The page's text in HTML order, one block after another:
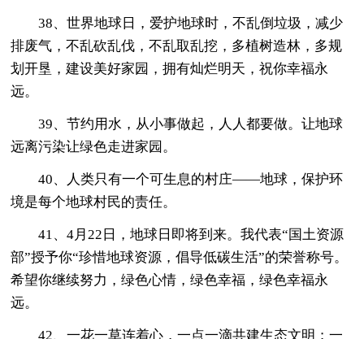
38、世界地球日，爱护地球时，不乱倒垃圾，减少
排废气，不乱砍乱伐，不乱取乱挖，多植树造林，多规
划开垦，建设美好家园，拥有灿烂明天，祝你幸福永
远。
39、节约用水，从小事做起，人人都要做。让地球
远离污染让绿色走进家园。
40、人类只有一个可生息的村庄——地球，保护环
境是每个地球村民的责任。
41、4月22日，地球日即将到来。我代表“国土资源
部”授予你“珍惜地球资源，倡导低碳生活”的荣誉称号。
希望你继续努力，绿色心情，绿色幸福，绿色幸福永
远。
42、一花一草连着心，一点一滴共建生态文明；一